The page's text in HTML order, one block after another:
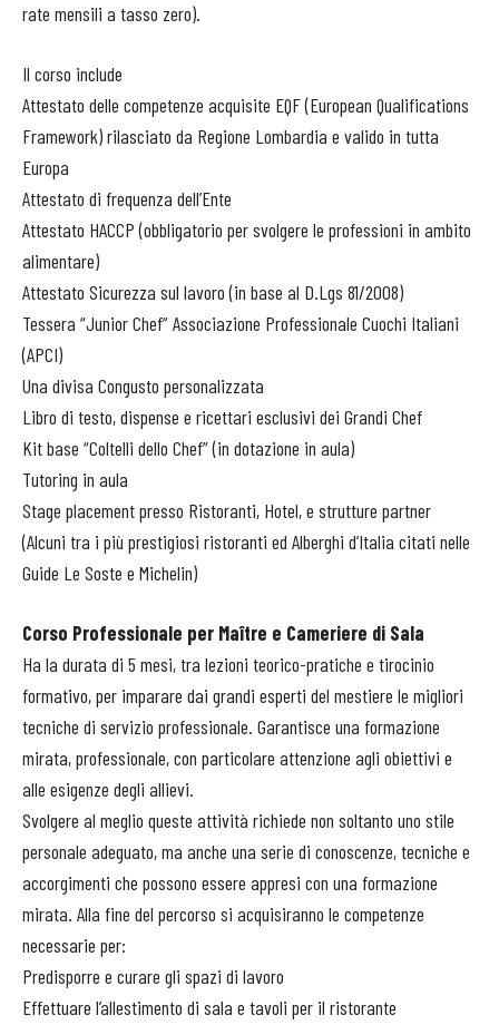
rate mensili a tasso zero).
Il corso include
Attestato delle competenze acquisite EQF (European Qualifications
Framework) rilasciato da Regione Lombardia e valido in tutta
Europa
Attestato di frequenza dell’Ente
Attestato HACCP (obbligatorio per svolgere le professioni in ambito
alimentare)
Attestato Sicurezza sul lavoro (in base al D.Lgs 81/2008)
Tessera “Junior Chef” Associazione Professionale Cuochi Italiani
(APCI)
Una divisa Congusto personalizzata
Libro di testo, dispense e ricettari esclusivi dei Grandi Chef
Kit base “Coltelli dello Chef” (in dotazione in aula)
Tutoring in aula
Stage placement presso Ristoranti, Hotel, e strutture partner
(Alcuni tra i più prestigiosi ristoranti ed Alberghi d’Italia citati nelle
Guide Le Soste e Michelin)
Corso Professionale per Maître e Cameriere di Sala
Ha la durata di 5 mesi, tra lezioni teorico-pratiche e tirocinio
formativo, per imparare dai grandi esperti del mestiere le migliori
tecniche di servizio professionale. Garantisce una formazione
mirata, professionale, con particolare attenzione agli obiettivi e
alle esigenze degli allievi.
Svolgere al meglio queste attività richiede non soltanto uno stile
personale adeguato, ma anche una serie di conoscenze, tecniche e
accorgimenti che possono essere appresi con una formazione
mirata. Alla fine del percorso si acquisiranno le competenze
necessarie per:
Predisporre e curare gli spazi di lavoro
Effettuare l’allestimento di sala e tavoli per il ristorante